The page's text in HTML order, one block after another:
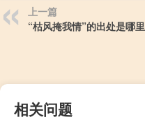
上一篇
“枯风掩我情”的出处是哪里
相关问题